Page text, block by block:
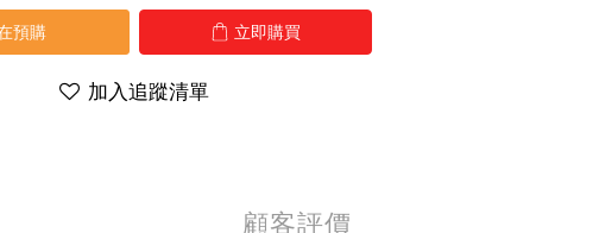
預購 立即購買
加入追蹤清單
顧客評價